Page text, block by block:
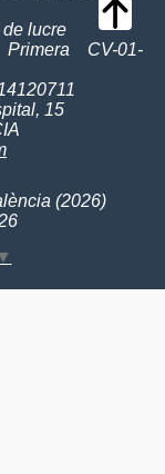
lucre
CV-01-
15
(2026)